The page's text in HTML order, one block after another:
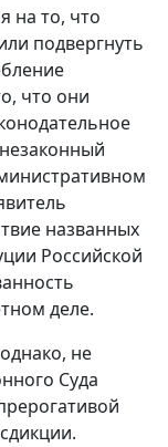
на то, что
подвергнуть
что они
названных
Российской
деле.
не
Суда